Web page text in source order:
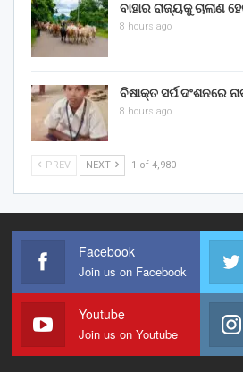
ବାହାର ରାଜ୍ୟକୁ ଚାଲାଣ
8 hours ago
ବିଷାକ୍ତ ସର୍ପ ଦଂଶନରେ
8 hours ago
PREV NEXT 1 of 4,980
Facebook
Join us on Facebook
Youtube
Join us on Youtube